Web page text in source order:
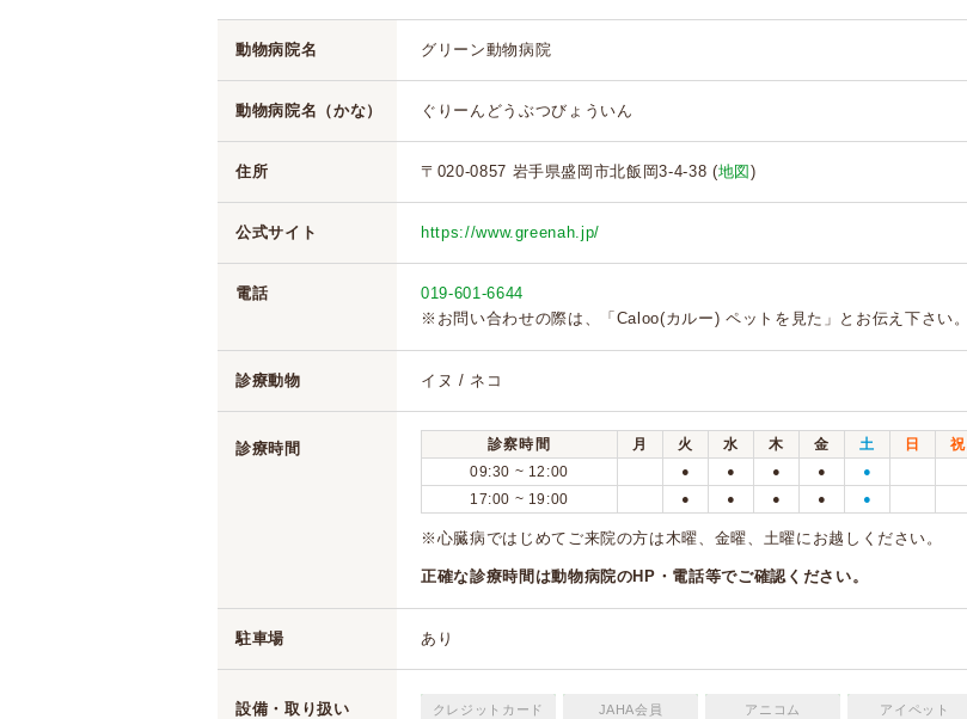
動物病院名 グリーン動物病院
動物病院名（かな） ぐりーんどうぶつびょういん
住所 〒020-0857 岩手県盛岡市北飯岡3-4-38 (地図 )
公式サイト https://www.greenah.jp/
電話
019-601-6644
※お問い合わせの際は、「Caloo(カルー) ペットを見た」とお伝え下さい。
診療動物 イヌ / ネコ
診療時間 診察時間 月 火 水 木 金 土 日
祝
09:30 ~ 12:00
● ● ● ● ●
17:00 ~ 19:00 ● ● ● ● ●
※心臓病ではじめてご来院の方は木曜、金曜、土曜にお越しください。
正確な診療時間は動物病院のHP・電話等でご確認ください。
駐車場 あり
設備・取り扱い クレジットカード JAHA会員 アニコム アイペット